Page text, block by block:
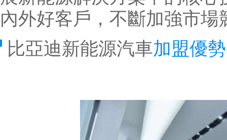
內外好客戶，不斷加強市場
比亞迪新能源汽車加盟優勢